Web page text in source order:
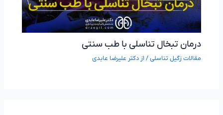
درمان تبخال تناسلی با طب سنتی
مقالات زگیل تناسلی/ از دکتر علیرضا عابدی